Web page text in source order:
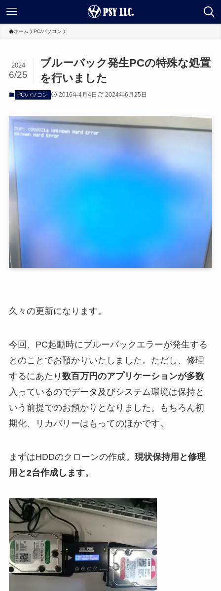
ホーム PC/パソコン
ブルーバック発生PCの特殊な処置
を行いました
2024
6/25
PC/パソコン 2016年4月4日 2024年6月25日
久々の更新になります。
今回、PC起動時にブルーバックエラーが発生する
とのことでお預かりいたしました。ただし、修理
するにあたり 数百万円のアプリケーションが多数
入っているのでデータ及びシステム環境は保持と
いう前提でのお預かりとなりました。もちろん初
期化、リカバリーはもってのほかです。
まずはHDDのクローンの作成。 現状保持用と修理
用と2台作成します。